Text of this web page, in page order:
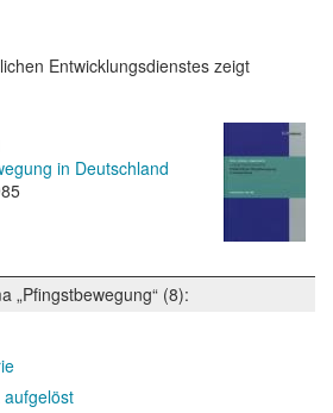
Entwicklungsdienstes zeigt
in Deutschland
„Pfingstbewegung“ (8):